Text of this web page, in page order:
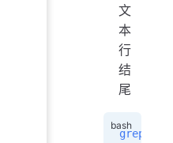
文
本
行
结
尾
grep